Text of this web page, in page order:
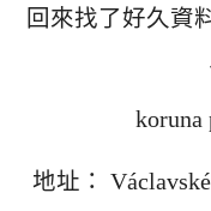
回來找了好久資
koruna
地址：